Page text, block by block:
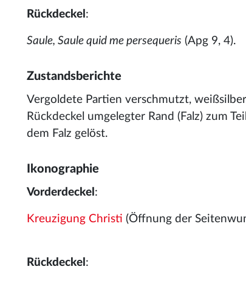
Rückdeckel :
Saule, Saule quid me persequeris (Apg 9, 4).
Zustandsberichte
Vergoldete Partien verschmutzt,
Rückdeckel umgelegter Rand (Falz) zum
dem Falz gelöst.
Ikonographie
Vorderdeckel :
Kreuzigung Christi (Öffnung der
Rückdeckel :